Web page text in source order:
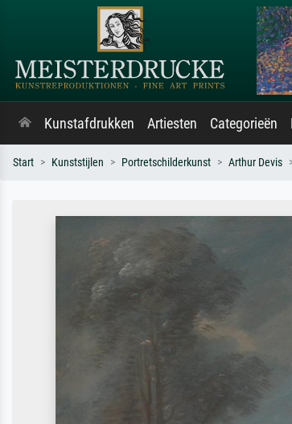
Kunstafdrukken Artiesten Categorieën
Start Kunststijlen Portretschilderkunst Arthur Devis